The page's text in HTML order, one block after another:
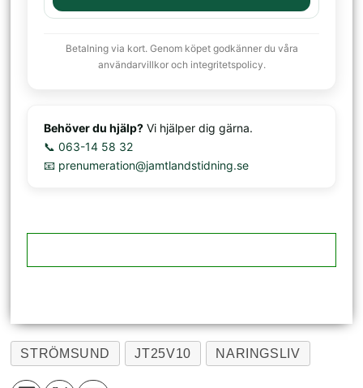
Betalning via kort. Genom köpet godkänner du våra
användarvillkor och integritetspolicy.
Behöver du hjälp? Vi hjälper dig gärna.
📞 063-14 58 32
📧 prenumeration@jamtlandstidning.se
STRÖMSUND JT25V10 NARINGSLIV